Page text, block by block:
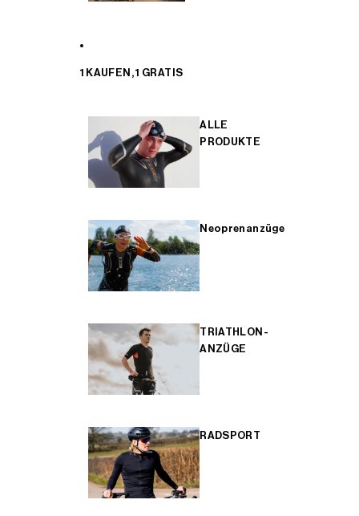
1 KAUFEN, 1 GRATIS
ALLE
PRODUKTE
Neoprenanzüge
TRIATHLON-
ANZÜGE
RADSPORT